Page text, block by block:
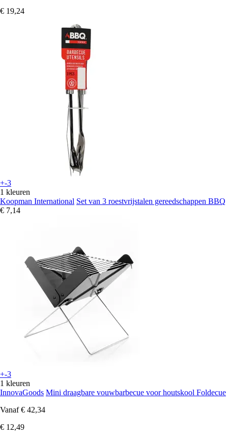
€ 19,24
+-3
1 kleuren
Koopman International Set van 3 roestvrijstalen gereedschappen BBQ
€ 7,14
+-3
1 kleuren
InnovaGoods Mini draagbare vouwbarbecue voor houtskool Foldecue
Vanaf € 42,34
€ 12,49